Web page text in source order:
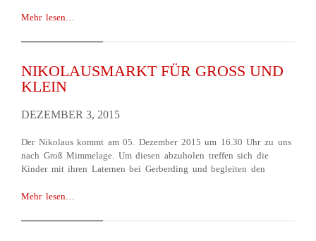
Mehr lesen…
NIKOLAUSMARKT FÜR GROSS UND K
LEIN
DEZEMBER 3, 2015
Der Nikolaus kommt am 05. Dezember 2015 um 16.30 Uhr zu uns
nach Groß Mimmelage. Um diesen abzuholen treffen sich die
Kinder mit ihren Laternen bei Gerberding und begleiten den
Mehr lesen…